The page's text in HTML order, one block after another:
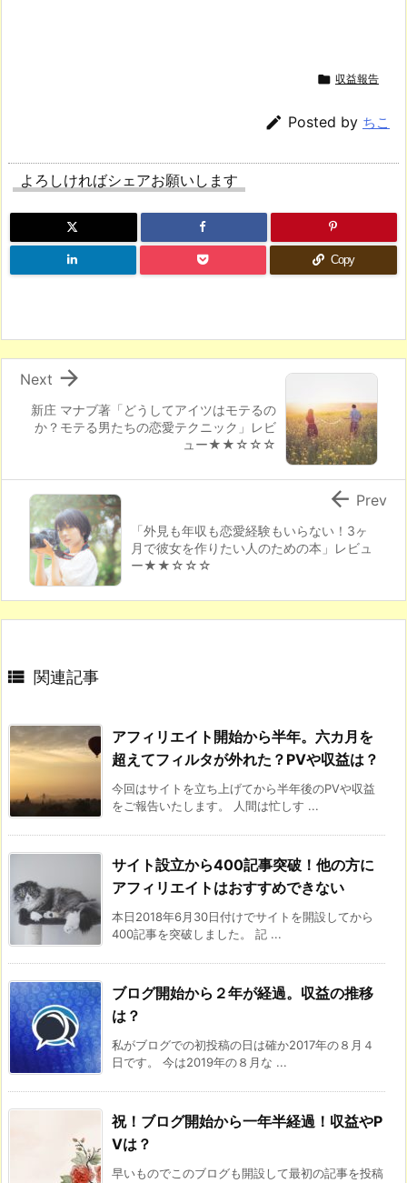
 収益報告
 Posted by ちこ
よろしければシェアお願いします
Copy
新庄 マナブ著「どうしてアイツはモテるの
か？モテる男たちの恋愛テクニック」レビ
ュー★★☆☆☆

Next
「外見も年収も恋愛経験もいらない！3ヶ
月で彼女を作りたい人のための本」レビュ
ー★★☆☆☆
 Prev
 関連記事
アフィリエイト開始から半年。六カ月を
超えてフィルタが外れた？PVや収益は？
今回はサイトを立ち上げてから半年後のPVや収益
をご報告いたします。 人間は忙しす ...
サイト設立から400記事突破！他の方に
アフィリエイトはおすすめできない
本日2018年6月30日付けでサイトを開設してから
400記事を突破しました。 記 ...
ブログ開始から２年が経過。収益の推移
は？
私がブログでの初投稿の日は確か2017年の８月４
日です。 今は2019年の８月な ...
祝！ブログ開始から一年半経過！収益やP
Vは？
早いものでこのブログも開設して最初の記事を投稿